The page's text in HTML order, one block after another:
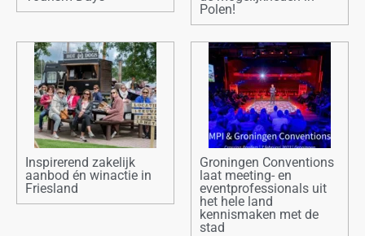
Polen!
Inspirerend zakelijk
aanbod én winactie in
Friesland
Groningen Conventions
laat meeting- en
eventprofessionals uit
het hele land
kennismaken met de
stad